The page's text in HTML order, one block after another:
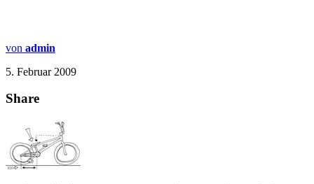
von admin
5. Februar 2009
Share